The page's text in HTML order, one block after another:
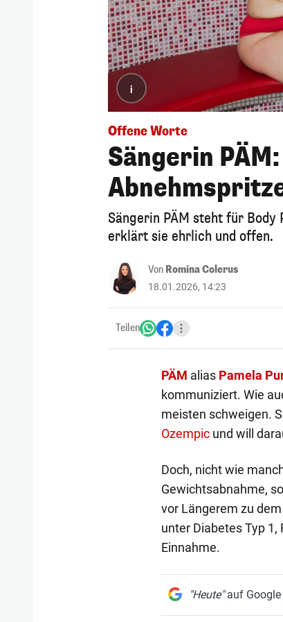
i
Offene Worte
Sängerin
Sängerin PÄM steht für
erklärt sie ehrlich und offen.
Von Romina Colerus
18.01.2026, 14:23
Teilen
PÄM alias Pamela
kommuniziert. Wie
meisten schweigen.
Ozempicund will
Doch, nicht wie
Gewichtsabnahme,
vor Längerem zu
unter Diabetes Typ 1,
Einnahme.
"Heute"auf Google